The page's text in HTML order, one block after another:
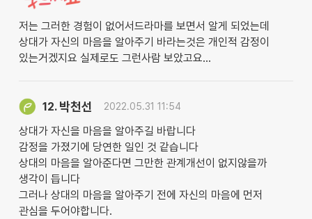
저는 그러한 경험이 없어서드라마를 보면서 알게 되었는데
상대가 자신의 마음을 알아주기 바라는것은 개인적 감정이
있는거겠지요 실제로도 그런사람 보았고요...
12. 박천선 2022.05.31 11:54
상대가 자신을 마음을 알아주길 바랍니다
감정을 가졌기에 당연한 일인 것 같습니다
상대의 마음을 알아준다면 그만한 관계개선이 없지않을까
생각이 듭니다
그러나 상대의 마음을 알아주기 전에 자신의 마음에 먼저
관심을 두어야합니다.